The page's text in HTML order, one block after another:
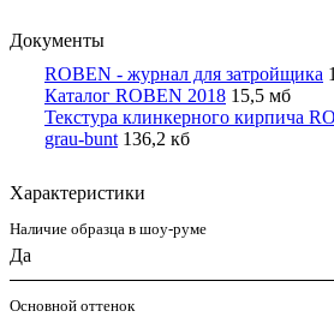
Документы
ROBEN - журнал для затройщика
Каталог ROBEN 2018 15,5 мб
Текстура клинкерного кирпича
grau-bunt 136,2 кб
Характеристики
Наличие образца в шоу-руме
Да
Основной оттенок